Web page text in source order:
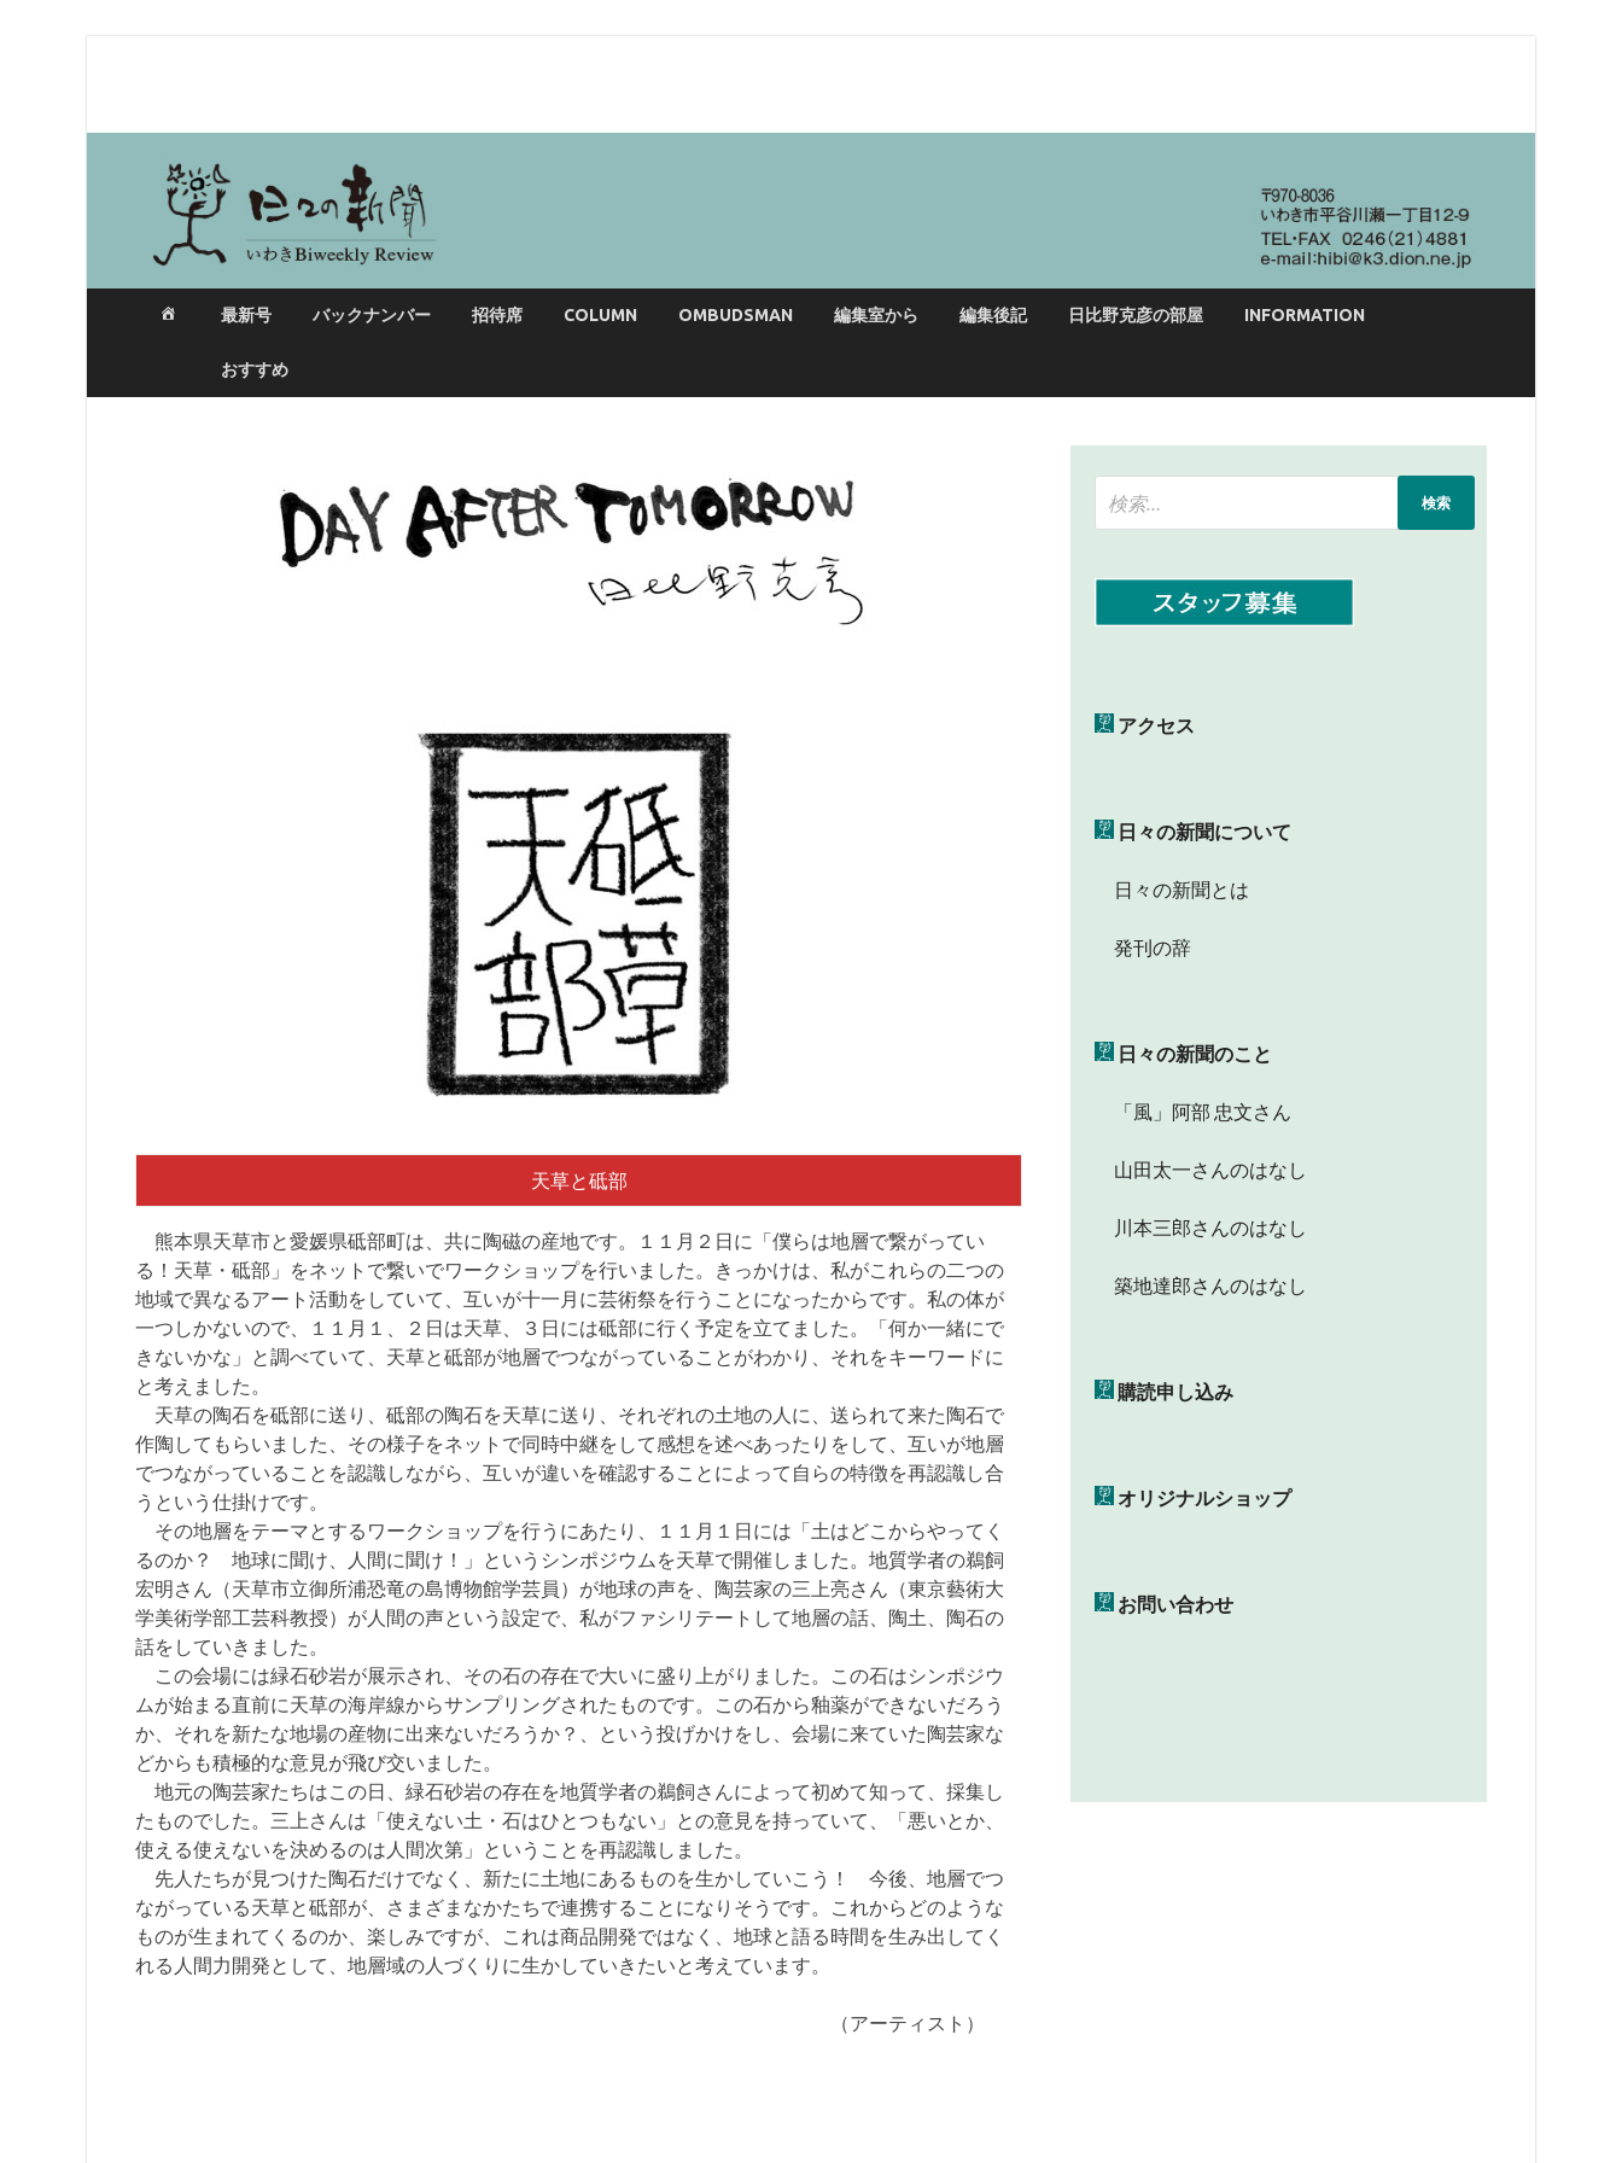
日々の新聞
最新号 バックナンバー 招待席 COLUMN OMBUDSMAN 編集室から 編集後記 日比野克彦の部屋 INFORMATION
おすすめ
天草と砥部
熊本県天草市と愛媛県砥部町は、共に陶磁の産地です。１１月２日に「僕らは地層で繋がってい
る！天草・砥部」をネットで繋いでワークショップを行いました。きっかけは、私がこれらの二つの
地域で異なるアート活動をしていて、互いが十一月に芸術祭を行うことになったからです。私の体が
一つしかないので、１１月１、２日は天草、３日には砥部に行く予定を立てました。「何か一緒にで
きないかな」と調べていて、天草と砥部が地層でつながっていることがわかり、それをキーワードに
と考えました。
天草の陶石を砥部に送り、砥部の陶石を天草に送り、それぞれの土地の人に、送られて来た陶石で
作陶してもらいました、その様子をネットで同時中継をして感想を述べあったりをして、互いが地層
でつながっていることを認識しながら、互いが違いを確認することによって自らの特徴を再認識し合
うという仕掛けです。
その地層をテーマとするワークショップを行うにあたり、１１月１日には「土はどこからやってく
るのか？ 地球に聞け、人間に聞け！」というシンポジウムを天草で開催しました。地質学者の鵜飼
宏明さん（天草市立御所浦恐竜の島博物館学芸員）が地球の声を、陶芸家の三上亮さん（東京藝術大
学美術学部工芸科教授）が人間の声という設定で、私がファシリテートして地層の話、陶土、陶石の
話をしていきました。
この会場には緑石砂岩が展示され、その石の存在で大いに盛り上がりました。この石はシンポジウ
ムが始まる直前に天草の海岸線からサンプリングされたものです。この石から釉薬ができないだろう
か、それを新たな地場の産物に出来ないだろうか？、という投げかけをし、会場に来ていた陶芸家な
どからも積極的な意見が飛び交いました。
地元の陶芸家たちはこの日、緑石砂岩の存在を地質学者の鵜飼さんによって初めて知って、採集し
たものでした。三上さんは「使えない土・石はひとつもない」との意見を持っていて、「悪いとか、
使える使えないを決めるのは人間次第」ということを再認識しました。
先人たちが見つけた陶石だけでなく、新たに土地にあるものを生かしていこう！ 今後、地層でつ
ながっている天草と砥部が、さまざまなかたちで連携することになりそうです。これからどのような
ものが生まれてくるのか、楽しみですが、これは商品開発ではなく、地球と語る時間を生み出してく
れる人間力開発として、地層域の人づくりに生かしていきたいと考えています。
（アーティスト）
アクセス
日々の新聞について
日々の新聞とは
発刊の辞
日々の新聞のこと
「風」阿部 忠文さん
山田太一さんのはなし
川本三郎さんのはなし
築地達郎さんのはなし
購読申し込み
オリジナルショップ
お問い合わせ